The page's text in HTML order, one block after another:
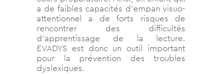
a de faibles capacités d’empan visuo-
attentionnel a de forts risques de
rencontrer des difficultés
d’apprentissage de la lecture.
EVADYS est donc un outil important
pour la prévention des troubles
dyslexiques.